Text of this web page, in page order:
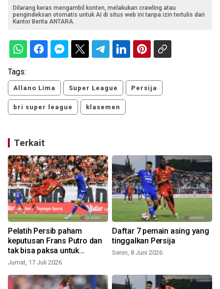
Dilarang keras mengambil konten, melakukan crawling atau
pengindeksan otomatis untuk AI di situs web ini tanpa izin tertulis dari
Kantor Berita ANTARA.
Tags:
Allano Lima Super League Persija
bri super league klasemen
Terkait
Pelatih Persib paham
keputusan Frans Putro dan
tak bisa paksa untuk
bertahan
Jumat, 17 Juli 2026
Daftar 7 pemain asing yang
tinggalkan Persija
Senin, 8 Juni 2026